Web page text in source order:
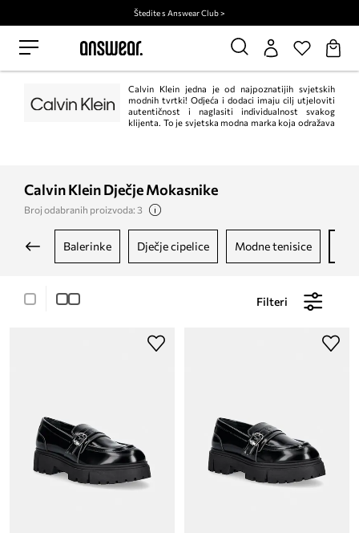
Štedite s Answear Club >
Calvin Klein jedna je od najpoznatijih svjetskih
modnih tvrtki! Odjeća i dodaci imaju cilj utjeloviti
autentičnost i naglasiti individualnost svakog
klijenta. To je svjetska modna marka koja odražava
Calvin Klein Dječje Mokasnike
Broj odabranih proizvoda: 3
balerinke dječje cipelice modne tenisice
Filteri